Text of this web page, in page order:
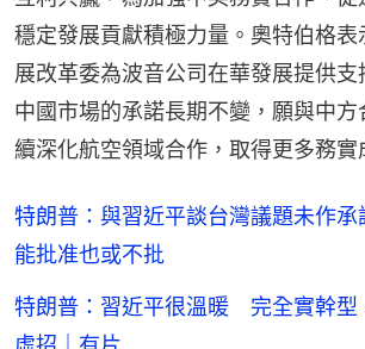
穩定發展貢獻積極力量。奧特伯格
展改革委為波音公司在華發展提供
中國市場的承諾長期不變，願與中
續深化航空領域合作，取得更多務實
特朗普：與習近平談台灣議題未作
能批准也或不批
特朗普：習近平很溫暖 完全實幹型